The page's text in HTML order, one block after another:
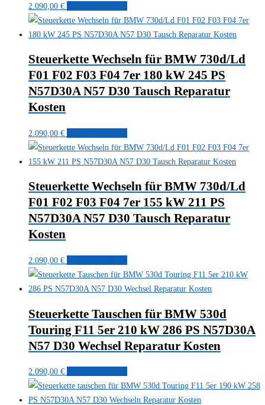
2.090,00 €
Steuerkette Wechseln für BMW 730d/Ld
F01 F02 F03 F04 7er 180 kW 245 PS
N57D30A N57 D30 Tausch Reparatur
Kosten
2.090,00 €
Steuerkette Wechseln für BMW 730d/Ld
F01 F02 F03 F04 7er 155 kW 211 PS
N57D30A N57 D30 Tausch Reparatur
Kosten
2.090,00 €
Steuerkette Tauschen für BMW 530d
Touring F11 5er 210 kW 286 PS N57D30A
N57 D30 Wechsel Reparatur Kosten
2.090,00 €